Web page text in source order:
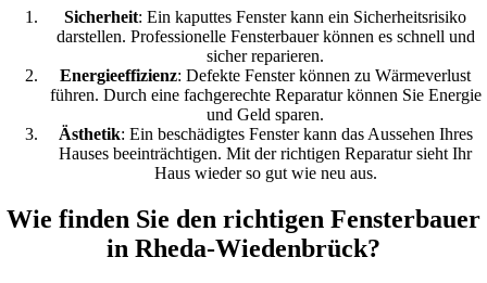
Sicherheit: Ein kaputtes Fenster kann ein Sicherheitsrisiko
darstellen. Professionelle Fensterbauer können es schnell und
sicher reparieren.
Energieeffizienz: Defekte Fenster können zu Wärmeverlust
führen. Durch eine fachgerechte Reparatur können Sie Energie
und Geld sparen.
Ästhetik: Ein beschädigtes Fenster kann das Aussehen Ihres
Hauses beeinträchtigen. Mit der richtigen Reparatur sieht Ihr
Haus wieder so gut wie neu aus.
Wie finden Sie den richtigen Fensterbauer
in Rheda-Wiedenbrück?